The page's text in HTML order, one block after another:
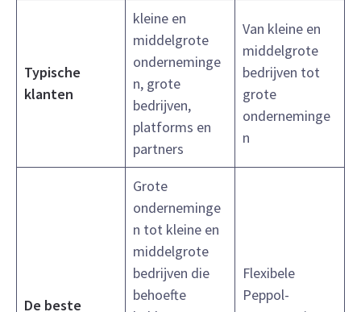
Typische
klanten
kleine en
middelgrote
onderneminge
n, grote
bedrijven,
platforms en
partners
Van kleine en
middelgrote
bedrijven tot
grote
onderneminge
n
De beste
Grote
onderneminge
n tot kleine en
middelgrote
bedrijven die
behoefte
Flexibele
Peppol-